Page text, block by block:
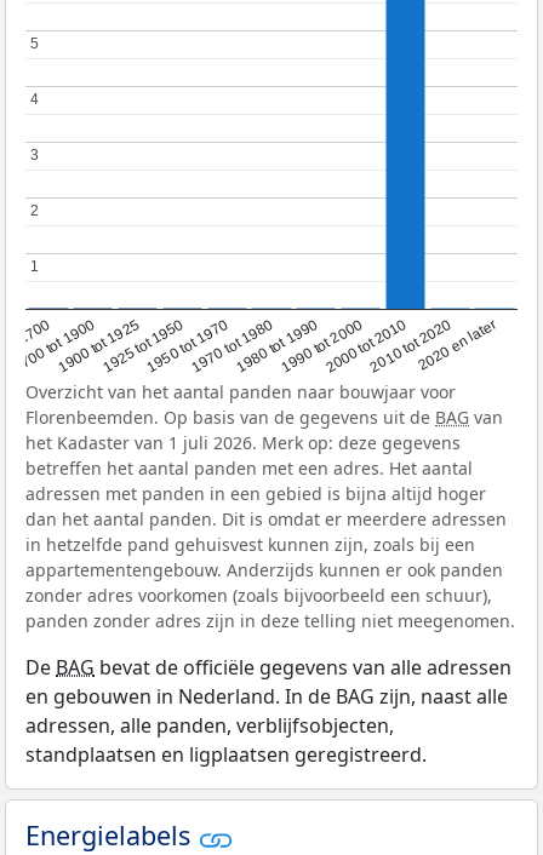
1700
1700 tot 1900
1900 tot 19251925 tot 19501950 tot 19701970 tot 19801980 tot 19901990 tot 20002000 tot 20102010 tot 20202020 en later
1
1
2
2
3
3
4
4
5
5
Overzicht van het aantal panden naar bouwjaar voor
Florenbeemden. Op basis van de gegevens uit de BAG van
het Kadaster van 1 juli 2026. Merk op: deze gegevens
betreffen het aantal panden met een adres. Het aantal
adressen met panden in een gebied is bijna altijd hoger
dan het aantal panden. Dit is omdat er meerdere adressen
in hetzelfde pand gehuisvest kunnen zijn, zoals bij een
appartementengebouw. Anderzijds kunnen er ook panden
zonder adres voorkomen (zoals bijvoorbeeld een schuur),
panden zonder adres zijn in deze telling niet meegenomen.
De BAG bevat de officiële gegevens van alle adressen
en gebouwen in Nederland. In de BAG zijn, naast alle
adressen, alle panden, verblijfsobjecten,
standplaatsen en ligplaatsen geregistreerd.
Energielabels